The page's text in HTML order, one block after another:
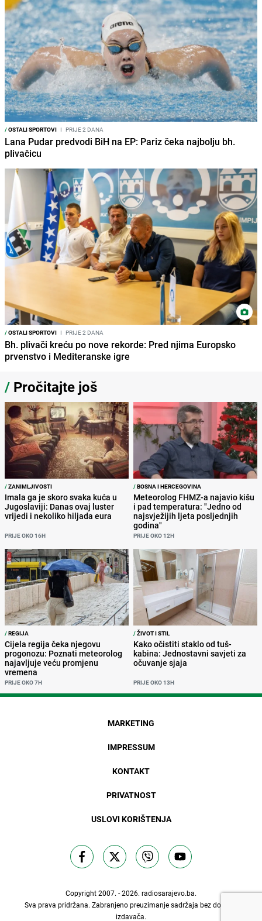
/OSTALI SPORTOVI I PRIJE 2 DANA
Lana Pudar predvodi BiH na EP: Pariz čeka najbolju bh.
plivačicu
/OSTALI SPORTOVI I PRIJE 2 DANA
Bh. plivači kreću po nove rekorde: Pred njima Europsko
prvenstvo i Mediteranske igre
/ Pročitajte još
/ZANIMLJIVOSTI
Imala ga je skoro svaka kuća u
Jugoslaviji: Danas ovaj luster
vrijedi i nekoliko hiljada eura
PRIJE OKO 16H
/BOSNA I HERCEGOVINA
Meteorolog FHMZ-a najavio kišu
i pad temperatura: "Jedno od
najsvježijih ljeta posljednjih
godina"
PRIJE OKO 12H
/REGIJA
Cijela regija čeka njegovu
progonozu: Poznati meteorolog
najavljuje veću promjenu
vremena
PRIJE OKO 7H
/ŽIVOT I STIL
Kako očistiti staklo od tuš-
kabina: Jednostavni savjeti za
očuvanje sjaja
PRIJE OKO 13H
MARKETING
IMPRESSUM
KONTAKT
PRIVATNOST
USLOVI KORIŠTENJA
Copyright 2007. - 2026. radiosarajevo.ba.
Sva prava pridržana. Zabranjeno preuzimanje sadržaja bez dozvole
izdavača.